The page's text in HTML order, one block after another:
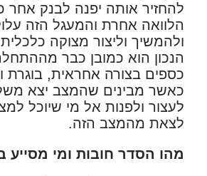
להחזיר אותה יפנה לבנק אחר
הלוואה אחרת והמעגל הזה עלול
ולהמשיך וליצור מצוקה כלכלית
הנכון הוא כמובן כבר
כספים בצורה אחראית, בוגרת
כאשר מבינים שהמצב יצא
לעצור ולפנות אל מי שיוכל
לצאת מהמצב הזה.
מהו הסדר חובות ומי מסייע בו?